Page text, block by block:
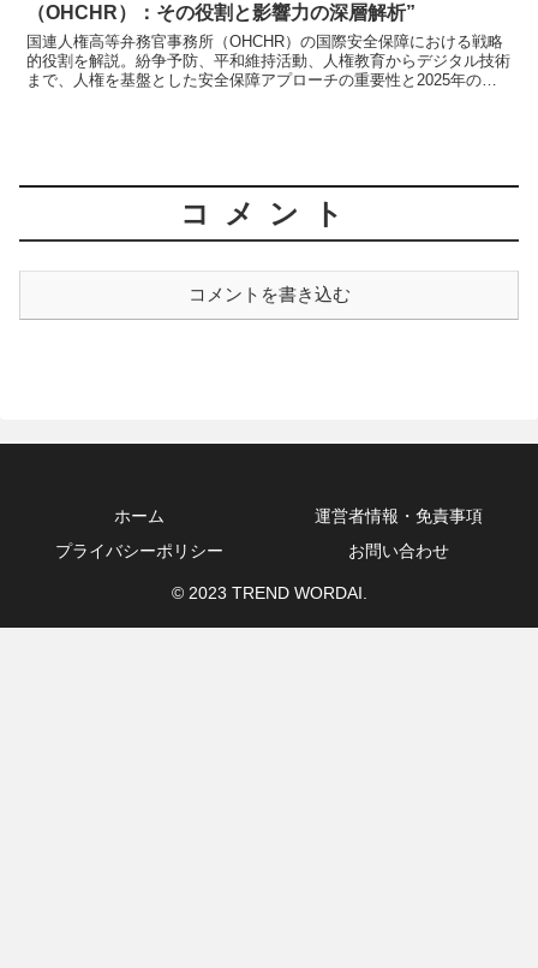
（OHCHR）：その役割と影響力の深層解析”
国連人権高等弁務官事務所（OHCHR）の国際安全保障における戦略
的役割を解説。紛争予防、平和維持活動、人権教育からデジタル技術
まで、人権を基盤とした安全保障アプローチの重要性と2025年の新
コメント
コメントを書き込む
ホーム
運営者情報・免責事項
プライバシーポリシー
お問い合わせ
© 2023 TREND WORDAI.